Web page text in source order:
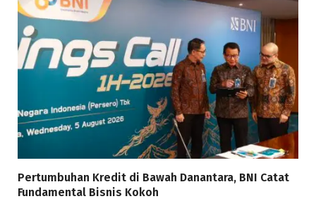
Pertumbuhan Kredit di Bawah Danantara, BNI Catat
Fundamental Bisnis Kokoh